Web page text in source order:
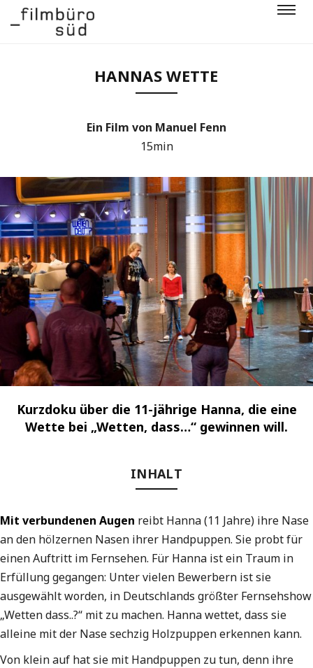
HANNAS WETTE
Ein Film von Manuel Fenn
15min
Kurzdoku über die 11-jährige Hanna, die eine
Wette bei „Wetten, dass…“ gewinnen will.
INHALT
Mit verbundenen Augen reibt Hanna (11 Jahre) ihre Nase
an den hölzernen Nasen ihrer Handpuppen. Sie probt für
einen Auftritt im Fernsehen. Für Hanna ist ein Traum in
Erfüllung gegangen: Unter vielen Bewerbern ist sie
ausgewählt worden, in Deutschlands größter Fernsehshow
„Wetten dass..?“ mit zu machen. Hanna wettet, dass sie
alleine mit der Nase sechzig Holzpuppen erkennen kann.
Von klein auf hat sie mit Handpuppen zu tun, denn ihre